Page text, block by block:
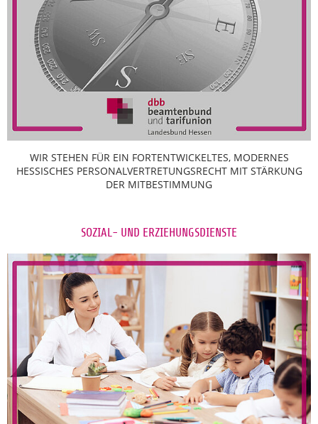
WIR STEHEN FÜR EIN FORTENTWICKELTES, MODERNES
HESSISCHES PERSONALVERTRETUNGSRECHT MIT STÄRKUNG
DER MITBESTIMMUNG
SOZIAL- UND ERZIEHUNGSDIENSTE